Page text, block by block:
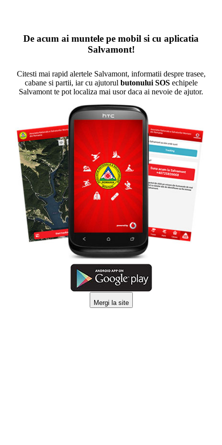
De acum ai muntele pe mobil si cu aplicatia
Salvamont!
Citesti mai rapid alertele Salvamont, informatii despre trasee,
cabane si partii, iar cu ajutorul butonului SOSechipele
Salvamont te pot localiza mai usor daca ai nevoie de ajutor.
Mergi la site